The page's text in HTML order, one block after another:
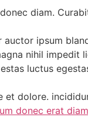
diam.
auctor ipsum
nihil impedit
luctus
dolore.
donec erat